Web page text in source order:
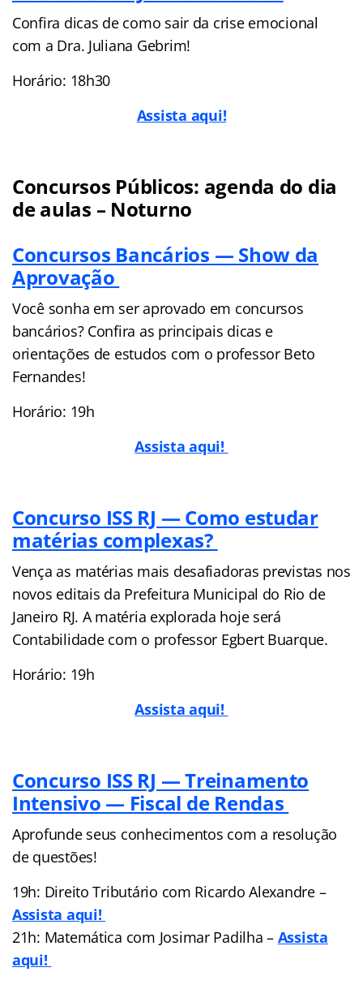
Confira dicas de como sair da crise emocional
com a Dra. Juliana Gebrim!
Horário: 18h30
Assista aqui!
Concursos Públicos: agenda do dia
de aulas – Noturno
Concursos Bancários — Show da
Aprovação
Você sonha em ser aprovado em concursos
bancários? Confira as principais dicas e
orientações de estudos com o professor Beto
Fernandes!
Horário: 19h
Assista aqui!
Concurso ISS RJ — Como estudar
matérias complexas?
Vença as matérias mais desafiadoras previstas nos
novos editais da Prefeitura Municipal do Rio de
Janeiro RJ. A matéria explorada hoje será
Contabilidade com o professor Egbert Buarque.
Horário: 19h
Assista aqui!
Concurso ISS RJ — Treinamento
Intensivo — Fiscal de Rendas
Aprofunde seus conhecimentos com a resolução
de questões!
19h: Direito Tributário com Ricardo Alexandre –
Assista aqui!
21h: Matemática com Josimar Padilha – Assista
aqui!